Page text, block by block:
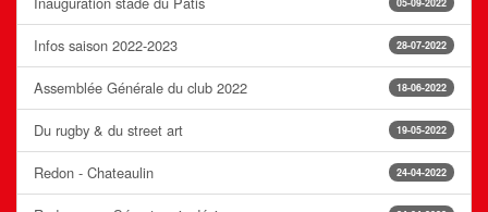
28-07-2022
Infos saison 2022-2023
18-06-2022
Assemblée Générale du club 2022
19-05-2022
Du rugby & du street art
24-04-2022
Redon - Chateaulin